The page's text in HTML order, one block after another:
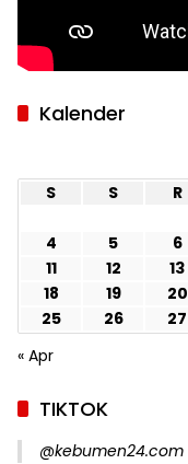
Kalender
S
S R
4
5 6
11
12 13
18
19 20
25
26 27
« Apr
TIKTOK
@kebumen24.com